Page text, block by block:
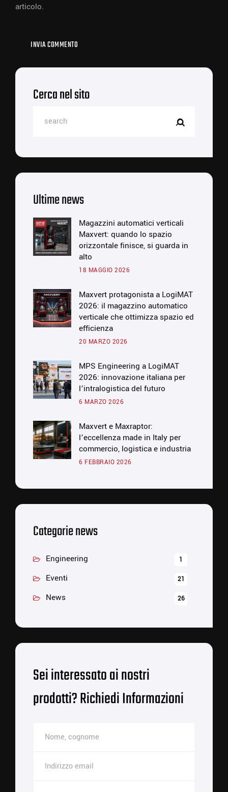
articolo.
Cerca nel sito
Ultime news
Magazzini automatici verticali
Maxvert: quando lo spazio
orizzontale finisce, si guarda in
alto
18 MAGGIO 2026
Maxvert protagonista a LogiMAT
2026: il magazzino automatico
verticale che ottimizza spazio ed
efficienza
20 MARZO 2026
MPS Engineering a LogiMAT
2026: innovazione italiana per
l’intralogistica del futuro
6 MARZO 2026
Maxvert e Maxraptor:
l’eccellenza made in Italy per
commercio, logistica e industria
6 FEBBRAIO 2026
Categorie news
Engineering 1
Eventi 21
News 26
Sei interessato ai nostri
prodotti? Richiedi Informazioni